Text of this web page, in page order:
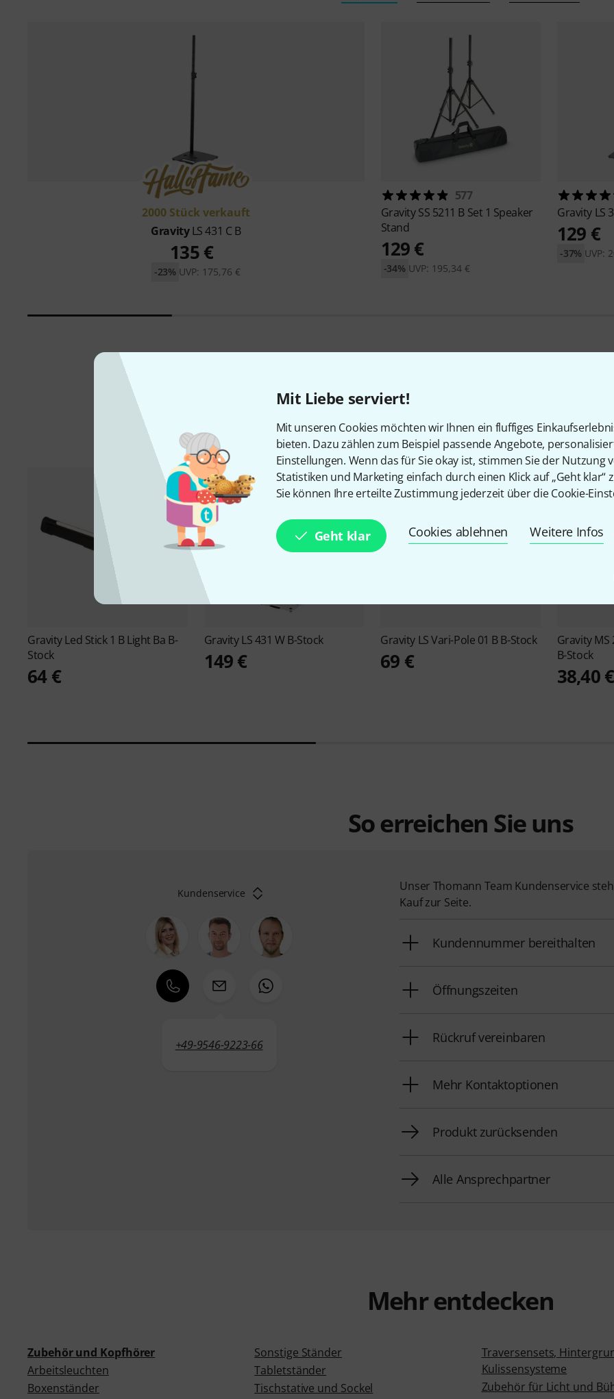
Mit Liebe serviert!
Mit unseren Cookies möchten wir Ihnen ein fluffiges
bieten. Dazu zählen zum Beispiel passende Angebote,
Einstellungen. Wenn das für Sie okay ist, stimmen Sie der Nutzung
Statistiken und Marketing einfach durch einen Klick auf „Geht klar“
Sie können Ihre erteilte Zustimmung jederzeit über die Cookie-
Geht klar Cookies ablehnen Weitere Infos
2000 Stück verkauft
GravityLS 431 C B
135 €
UVP: 175,76 €
-23%
577
GravitySS 5211 B Set 1 Speaker
Stand
129 €
UVP: 195,34 €
-34%
Gravity LS
129 €
UVP:
-37%
Gravity Angebote
Schnäppchen Aktuelle Deals
GravityLed Stick 1 B Light Ba B-
Stock
64 €
GravityLS 431 W B-Stock
149 €
Gravity LS Vari-Pole 01 B B-Stock
69 €
GravityMS
B-Stock
38,40 €
So erreichen Sie uns
Kundenservice
+49-9546-9223-66
Unser Thomann Team Kundenservice
Kauf zur Seite.
Kundennummer bereithalten
Öffnungszeiten
Rückruf vereinbaren
Mehr Kontaktoptionen
Produkt zurücksenden
Alle Ansprechpartner
Mehr entdecken
Zubehör und Kopfhörer
Arbeitsleuchten
Boxenständer
Sonstige Ständer
Tabletständer
Tischstative und Sockel
Traversensets,
Kulissensysteme
Zubehör für Licht und